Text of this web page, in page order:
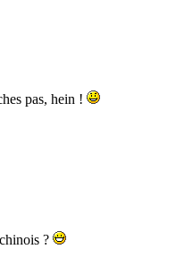
pas, hein !
?